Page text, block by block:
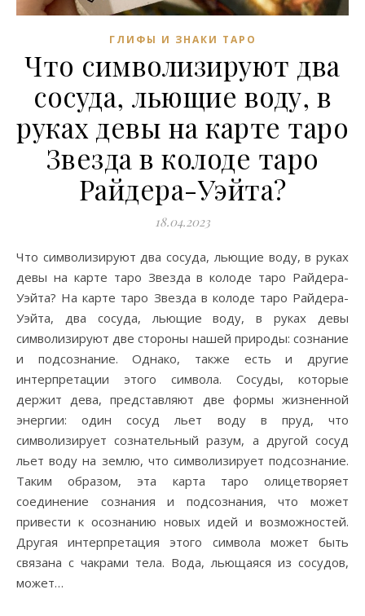
ГЛИФЫ И ЗНАКИ ТАРО
Что символизируют два
сосуда, льющие воду, в
руках девы на карте таро
Звезда в колоде таро
Райдера-Уэйта?
18.04.2023
Что символизируют два сосуда, льющие воду, в руках
девы на карте таро Звезда в колоде таро Райдера-
Уэйта? На карте таро Звезда в колоде таро Райдера-
Уэйта, два сосуда, льющие воду, в руках девы
символизируют две стороны нашей природы: сознание
и подсознание. Однако, также есть и другие
интерпретации этого символа. Сосуды, которые
держит дева, представляют две формы жизненной
энергии: один сосуд льет воду в пруд, что
символизирует сознательный разум, а другой сосуд
льет воду на землю, что символизирует подсознание.
Таким образом, эта карта таро олицетворяет
соединение сознания и подсознания, что может
привести к осознанию новых идей и возможностей.
Другая интерпретация этого символа может быть
связана с чакрами тела. Вода, льющаяся из сосудов,
может…